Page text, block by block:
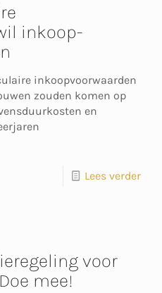
inkoop-
inkoopvoorwaarden
zouden komen op
en
Lees verder
voor
mee!